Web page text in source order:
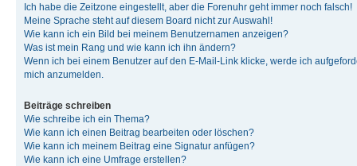
Ich habe die Zeitzone eingestellt, aber die Forenuhr geht immer noch falsch!
Meine Sprache steht auf diesem Board nicht zur Auswahl!
Wie kann ich ein Bild bei meinem Benutzernamen anzeigen?
Was ist mein Rang und wie kann ich ihn ändern?
Wenn ich bei einem Benutzer auf den E-Mail-Link klicke, werde ich
mich anzumelden.
Beiträge schreiben
Wie schreibe ich ein Thema?
Wie kann ich einen Beitrag bearbeiten oder löschen?
Wie kann ich meinem Beitrag eine Signatur anfügen?
Wie kann ich eine Umfrage erstellen?